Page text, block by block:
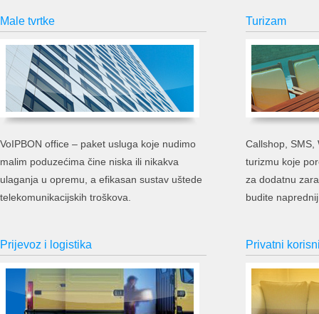
Male tvrtke
VoIPBON office – paket usluga koje nudimo
malim poduzećima čine niska ili nikakva
ulaganja u opremu, a efikasan sustav uštede
telekomunikacijskih troškova.
Turizam
Callshop, SMS,
turizmu koje
za dodatnu
budite
Prijevoz i logistika Privatni